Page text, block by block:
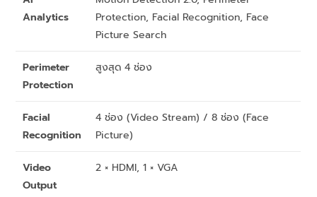
Analytics
Protection, Facial Recognition, Face
Picture Search
Perimeter
Protection
สูงสุด 4 ช่อง
Facial
Recognition
4 ช่อง (Video Stream) / 8 ช่อง (Face
Picture)
Video
Output
2 × HDMI, 1 × VGA